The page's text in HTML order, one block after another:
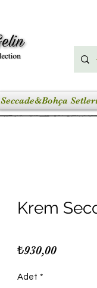
Seccade&Bohça
Krem
₺930,00Fiyat
Adet *